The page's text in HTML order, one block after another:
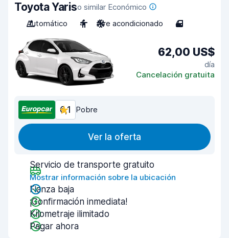
Toyota Yariso similar Económico
Automático
4 Aire acondicionado 4
62,00 US$
día
Cancelación gratuita
6,1 Pobre
Ver la oferta
Servicio de transporte gratuito
Mostrar información sobre la ubicación
Fianza baja
¡Confirmación inmediata!
Kilometraje ilimitado
Pagar ahora